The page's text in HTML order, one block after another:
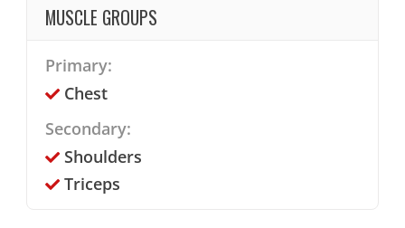
MUSCLE GROUPS
Primary:
Chest
Secondary:
Shoulders
Triceps